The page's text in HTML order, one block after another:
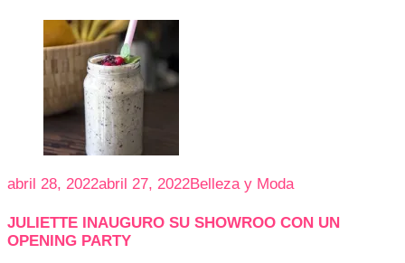
abril 28, 2022abril 27, 2022Belleza y Moda
JULIETTE INAUGURO SU SHOWROO CON UN
OPENING PARTY